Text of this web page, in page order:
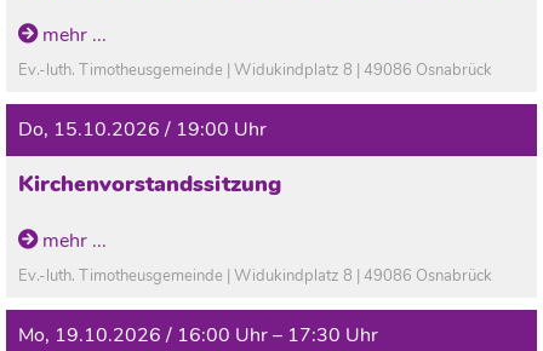
In den Ferien geschlossen!
mehr ...
Ev.-luth. Timotheusgemeinde | Widukindplatz 8 | 49086 Osnabrück
Do, 15.10.2026 / 19:00 Uhr
Kirchenvorstandssitzung
mehr ...
Ev.-luth. Timotheusgemeinde | Widukindplatz 8 | 49086 Osnabrück
Mo, 19.10.2026 / 16:00 Uhr – 17:30 Uhr